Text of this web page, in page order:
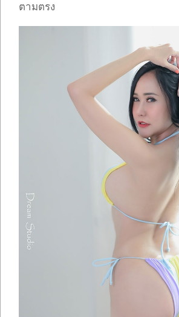
ตามตรง